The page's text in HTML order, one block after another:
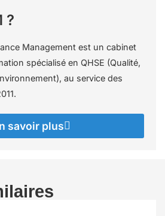
?
Management est un cabinet
spécialisé en QHSE (Qualité,
au service des
savoir plus